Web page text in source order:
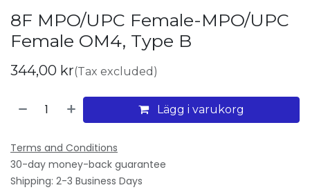
8F MPO/UPC Female-MPO/UPC
Female OM4, Type B
344,00 kr(Tax excluded)
Lägg i varukorg
Terms and Conditions
30-day money-back guarantee
Shipping: 2-3 Business Days